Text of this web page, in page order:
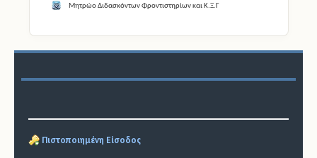
Μητρώο Διδασκόντων Φροντιστηρίων και Κ.Ξ.Γ
Πιστοποιημένη Είσοδος